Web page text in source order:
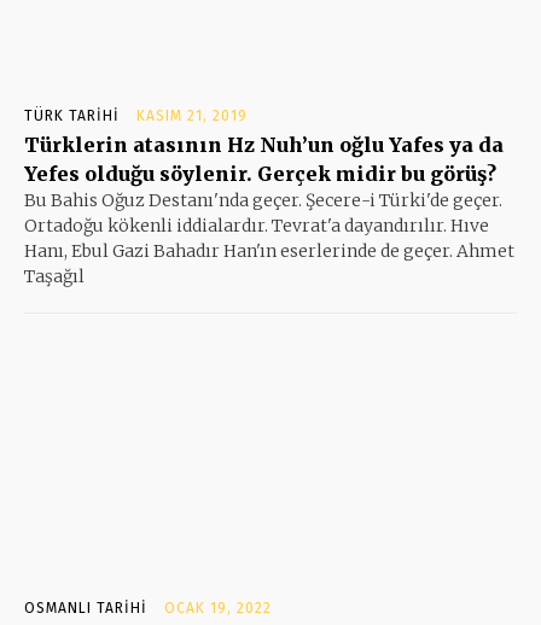
TÜRK TARIHI KASIM 21, 2019
Türklerin atasının Hz Nuh’un oğlu Yafes ya da
Yefes olduğu söylenir. Gerçek midir bu görüş?
Bu Bahis Oğuz Destanı'nda geçer. Şecere-i Türki'de geçer.
Ortadoğu kökenli iddialardır. Tevrat'a dayandırılır. Hıve
Hanı, Ebul Gazi Bahadır Han'ın eserlerinde de geçer. Ahmet
Taşağıl
OSMANLI TARIHI OCAK 19, 2022